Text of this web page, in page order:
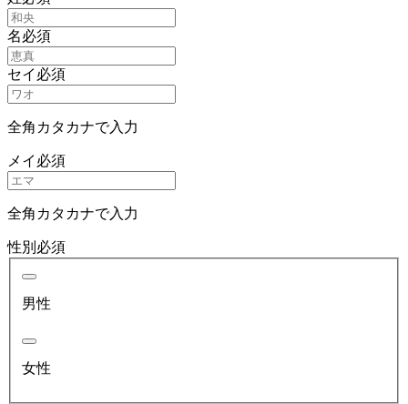
名必須
セイ 必須
全角カタカナで入力
メイ 必須
全角カタカナで入力
性別 必須
男性
女性